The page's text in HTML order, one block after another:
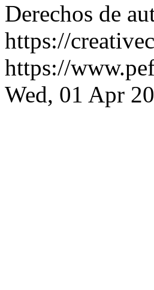
Derechos de
https://
https://
Wed, 01 Apr